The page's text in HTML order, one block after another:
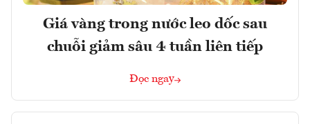
Giá vàng trong nước leo dốc sau
chuỗi giảm sâu 4 tuần liên tiếp
Đọc ngay